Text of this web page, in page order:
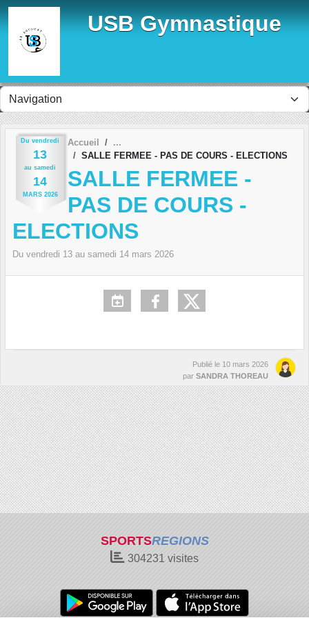
USB Gymnastique
Du vendredi
13
au samedi
14
MARS 2026
Accueil
SALLE FERMEE - PAS DE COURS - ELECTIONS
SALLE FERMEE -
PAS DE COURS -
ELECTIONS
Du vendredi 13 au samedi 14 mars 2026
Publié le 10 mars 2026
par SANDRA THOREAU
SPORTSREGIONS
304231 visites
Panneau de gestion des cookies